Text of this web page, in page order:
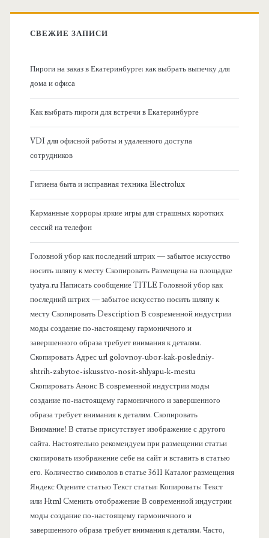
:
СВЕЖИЕ ЗАПИСИ
Пироги на заказ в Екатеринбурге: как выбрать выпечку для
дома и офиса
Как выбрать пироги для встречи в Екатеринбурге
VDI для офисной работы и удаленного доступа
сотрудников
Гигиена быта и исправная техника Electrolux
Карманные хорроры яркие игры для страшных коротких
сессий на телефон
Головной убор как последний штрих — забытое искусство
носить шляпу к месту Скопировать Размещена на площадке
tyatya.ru Написать сообщение TITLE Головной убор как
последний штрих — забытое искусство носить шляпу к
месту Скопировать Description В современной индустрии
моды создание по-настоящему гармоничного и
завершенного образа требует внимания к деталям.
Скопировать Адрес url golovnoy-ubor-kak-posledniy-
shtrih-zabytoe-iskusstvo-nosit-shlyapu-k-mestu
Скопировать Анонс В современной индустрии моды
создание по-настоящему гармоничного и завершенного
образа требует внимания к деталям. Скопировать
Внимание! В статье присутствует изображение с другого
сайта. Настоятельно рекомендуем при размещении статьи
скопировать изображение себе на сайт и вставить в статью
его. Количество символов в статье 3611 Каталог размещения
Яндекс Оцените статью Текст статьи: Копировать: Текст
или Html Cменить отображение В современной индустрии
моды создание по-настоящему гармоничного и
завершенного образа требует внимания к деталям. Часто,